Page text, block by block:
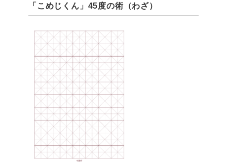
「こめじくん」45度の術（わざ）